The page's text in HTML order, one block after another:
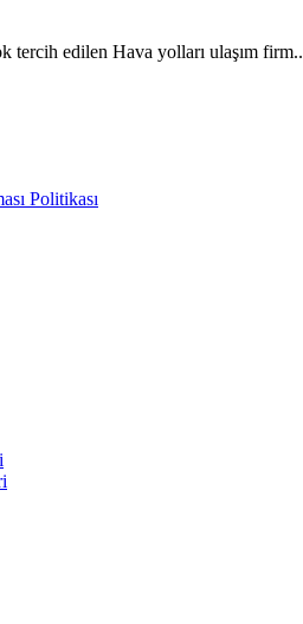
tercih edilen Hava yolları ulaşım firm..
Politikası